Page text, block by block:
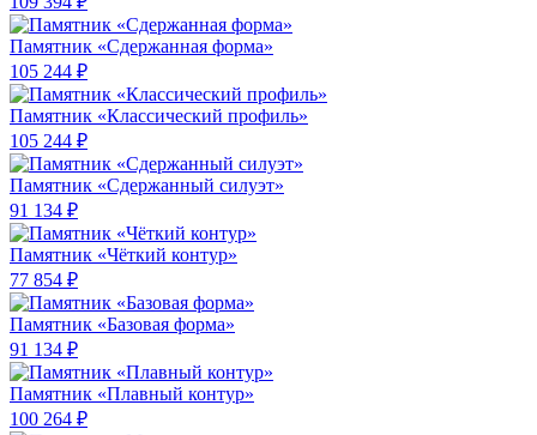
Памятник «Сдержанная форма»
105 244 ₽
Памятник «Классический профиль»
105 244 ₽
Памятник «Сдержанный силуэт»
91 134 ₽
Памятник «Чёткий контур»
77 854 ₽
Памятник «Базовая форма»
91 134 ₽
Памятник «Плавный контур»
100 264 ₽